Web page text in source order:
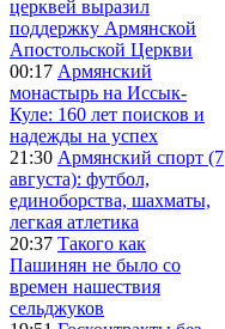
церквей выразил
поддержку Армянской
Апостольской Церкви
00:17 Армянский
монастырь на Иссык-
Куле: 160 лет поисков и
надежды на успех
21:30 Армянский спорт (7
августа): футбол,
единоборства, шахматы,
легкая атлетика
20:37 Такого как
Пашинян не было со
времен нашествия
сельджуков